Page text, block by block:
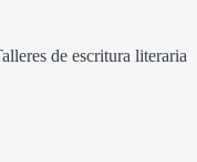
de escritura literaria